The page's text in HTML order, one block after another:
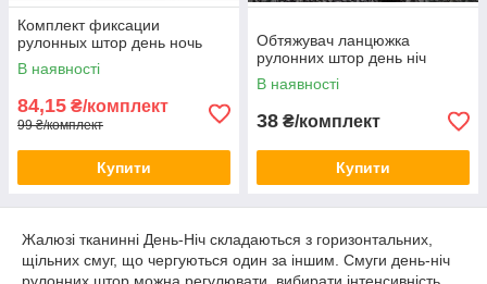
Комплект фиксации
рулонных штор день ночь
В наявності
84,15 ₴/комплект
99 ₴/комплект
Купити
Обтяжувач ланцюжка
рулонних штор день ніч
В наявності
38 ₴/комплект
Купити
Жалюзі тканинні День-Ніч складаються з горизонтальних,
щільних смуг, що чергуються один за іншим. Смуги день-ніч